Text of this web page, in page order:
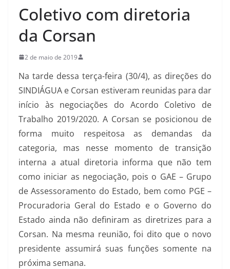
Coletivo com diretoria
da Corsan
2 de maio de 2019
Na tarde dessa terça-feira (30/4), as direções do
SINDIÁGUA e Corsan estiveram reunidas para dar
início às negociações do Acordo Coletivo de
Trabalho 2019/2020. A Corsan se posicionou de
forma muito respeitosa as demandas da
categoria, mas nesse momento de transição
interna a atual diretoria informa que não tem
como iniciar as negociação, pois o GAE – Grupo
de Assessoramento do Estado, bem como PGE –
Procuradoria Geral do Estado e o Governo do
Estado ainda não definiram as diretrizes para a
Corsan. Na mesma reunião, foi dito que o novo
presidente assumirá suas funções somente na
próxima semana.